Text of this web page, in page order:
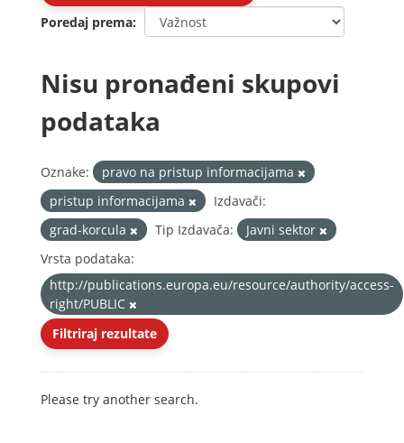
Poredaj prema
Nisu pronađeni skupovi
podataka
Oznake:
pravo na pristup informacijama
pristup informacijama
Izdavači:
grad-korcula
Tip Izdavača:
Javni sektor
Vrsta podataka:
http://publications.europa.eu/resource/authority/access-
right/PUBLIC
Filtriraj rezultate
Please try another search.